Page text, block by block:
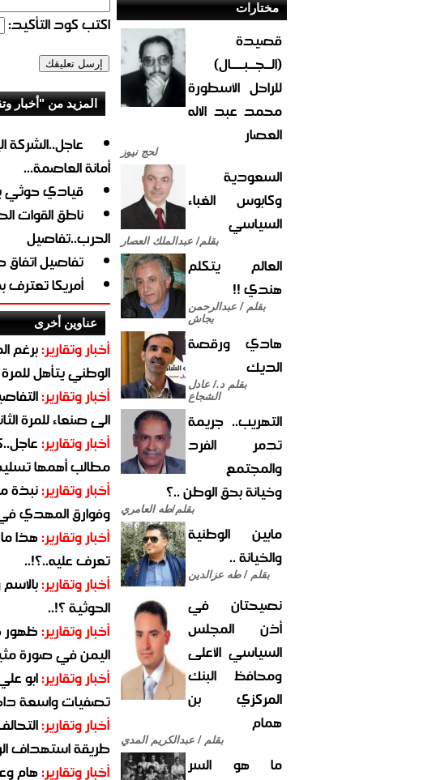
مختارات
قصيدة
(الــجــبــــال)
للراحل الأسطورة
محمد عبد الاله
العصار
لحج نيوز
السعودية
وكابوس الغباء
السياسي
بقلم/ عبدالملك العصار
العالم يتكلم
هندي !!
بقلم / عبدالرحمن
بجاش
هادي ورقصة
الديك
بقلم د./ عادل
الشجاع
التهريب.. جريمة
تدمر الفرد
والمجتمع
وخيانة بحق الوطن ..؟
بقلم/طه العامري
مابين الوطنية
والخيانة ..
بقلم / طه عزالدين
نصيحتان في
أذن المجلس
السياسي الأعلى
ومحافظ البنك
المركزي بن
همام
بقلم / عبدالكريم المدي
ما هو السر
اكتب كود التأكيد:
المزيد من "أخبار
أمانة العاصمة...
قيادي حوثي
ناطق القوات
الحرب..تفاصيل
تفاصيل
أمريكا
عناوين أخرى
أخبار وتقارير:برغم
الوطني يتأهل
أخبار وتقارير:
الى صنعاء للمرة
أخبار وتقارير:
مطالب أهمها
أخبار وتقارير:نبذة
وفوارق المهدي
أخبار وتقارير:هذا
تعرف عليه..؟!..
أخبار وتقارير:
الحوثية ؟!..
أخبار وتقارير:ظهور
اليمن في صورة
أخبار وتقارير:ابو
تصفيات واسعة
أخبار وتقارير:
طريقة استهداف
أخبار وتقارير:هام